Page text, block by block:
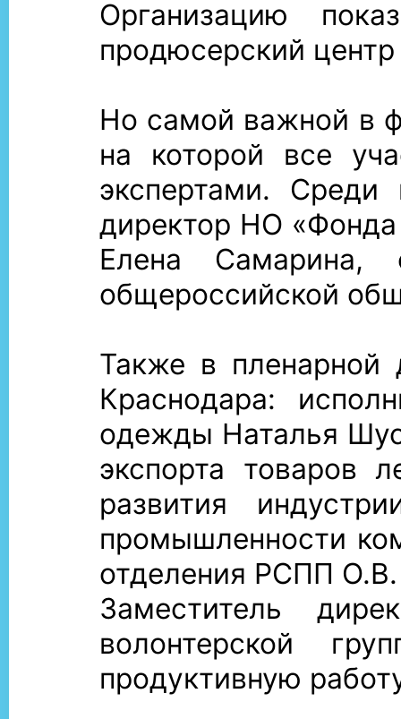
Организацию
продюсерский
Но самой важной в
на которой все
экспертами. Среди
директор НО
Елена Самарина,
общероссийской
Также в пленарной
Краснодара:
одежды Наталья
экспорта товаров
развития
промышленности
отделения РСПП
Заместитель
волонтерской
продуктивную